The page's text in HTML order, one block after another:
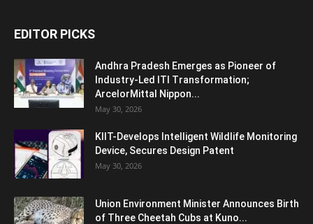
EDITOR PICKS
Andhra Pradesh Emerges as Pioneer of
Industry-Led ITI Transformation;
ArcelorMittal Nippon...
May 30, 2026
KIIT-Develops Intelligent Wildlife Monitoring
Device, Secures Design Patent
May 30, 2026
Union Environment Minister Announces Birth
of Three Cheetah Cubs at Kuno...